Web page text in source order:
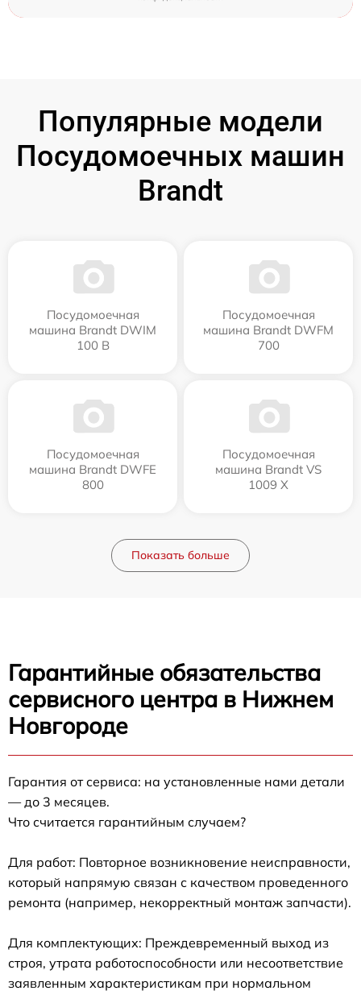
Популярные модели
Посудомоечных машин
Brandt
Посудомоечная
машина Brandt DWIM
100 B
Посудомоечная
машина Brandt DWFM
700
Посудомоечная
машина Brandt DWFE
800
Посудомоечная
машина Brandt VS
1009 X
Показать больше
Гарантийные обязательства
сервисного центра в Нижнем
Новгороде
Гарантия от сервиса: на установленные нами детали
— до 3 месяцев.
Что считается гарантийным случаем?
Для работ: Повторное возникновение неисправности,
который напрямую связан с качеством проведенного
ремонта (например, некорректный монтаж запчасти).
Для комплектующих: Преждевременный выход из
строя, утрата работоспособности или несоответствие
заявленным характеристикам при нормальном